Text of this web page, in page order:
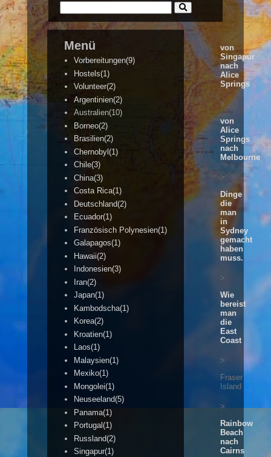
Menü
Vorbereitungen(9)
Hostels(1)
Volunteer(2)
Argentinien(2)
Australien(10)
Borneo(2)
Brasilien(2)
Chernobyl(1)
Chile(3)
China(3)
Costa Rica(1)
Deutschland(2)
Ecuador(1)
Französisch Polynesien(1)
Galapagos(1)
Hawaii(2)
Indonesien(3)
Iran(2)
Japan(1)
Kambodscha(1)
Korea(2)
Kroatien(1)
Laos(1)
Malaysien(1)
Mexiko(1)
Mongolei(1)
Neuseeland(5)
Panama(1)
Portugal(1)
Russland(2)
Singapur(1)
von
Singapur
nach
Alice
Springs
>
von
Alice
Springs
nach
Melbourne
>
Dinge
die
man
in
Sydney
gemacht
haben
muss.
>
Wie
bereist
man
die
East
Coast
>
Fraser
Island
>
Rainbow
Beach
nach
Cairns